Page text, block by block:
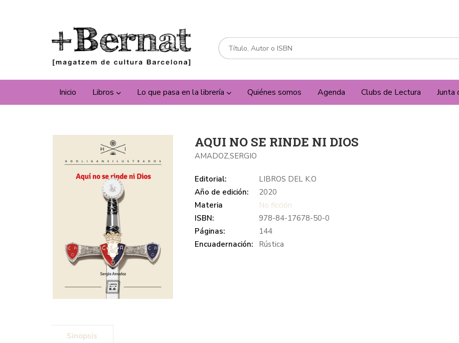
Inicio Libros Lo que pasa en la librería Quiénes somos Agenda Clubs de Lectura Junta
AQUI NO SE RINDE NI DIOS
AMADOZ,SERGIO
Editorial:
LIBROS DEL K.O
Año de edición:
2020
Materia
No ficción
ISBN:
978-84-17678-50-0
Páginas:
144
Encuadernación:
Rústica
Sinopsis